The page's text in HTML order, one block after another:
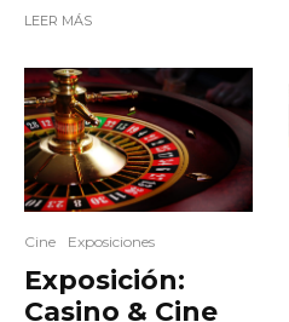
LEER MÁS
Cine Exposiciones
Exposición:
Casino & Cine